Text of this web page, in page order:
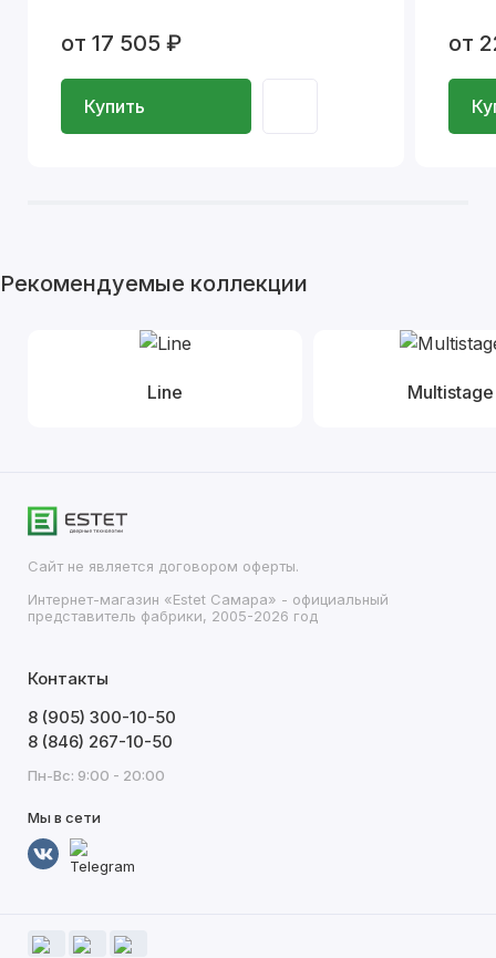
от 17 505 ₽
Купить
от
Рекомендуемые коллекции
Line Multistage
Сайт не является договором оферты.
Интернет-магазин «Estet Самара» - официальный
представитель фабрики, 2005-2026 год
Контакты
8 (905) 300-10-50
8 (846) 267-10-50
Пн-Вс: 9:00 - 20:00
Мы в сети